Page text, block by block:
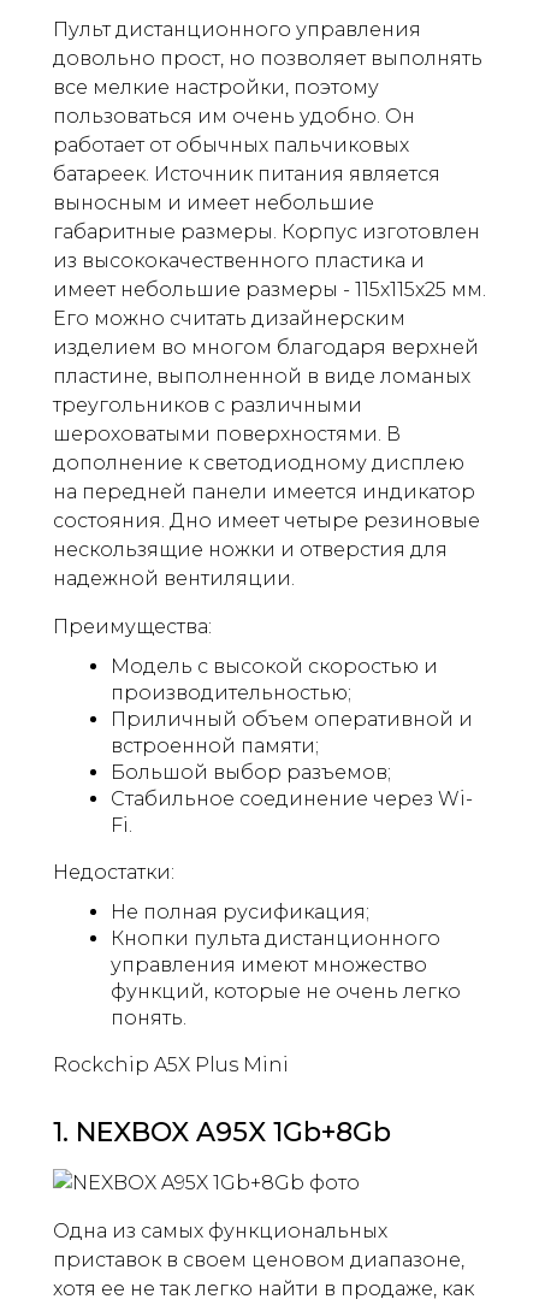
Пульт дистанционного управления
довольно прост, но позволяет выполнять
все мелкие настройки, поэтому
пользоваться им очень удобно. Он
работает от обычных пальчиковых
батареек. Источник питания является
выносным и имеет небольшие
габаритные размеры. Корпус изготовлен
из высококачественного пластика и
имеет небольшие размеры - 115x115x25 мм.
Его можно считать дизайнерским
изделием во многом благодаря верхней
пластине, выполненной в виде ломаных
треугольников с различными
шероховатыми поверхностями. В
дополнение к светодиодному дисплею
на передней панели имеется индикатор
состояния. Дно имеет четыре резиновые
нескользящие ножки и отверстия для
надежной вентиляции.
Преимущества:
Модель с высокой скоростью и
производительностью;
Приличный объем оперативной и
встроенной памяти;
Большой выбор разъемов;
Стабильное соединение через Wi-
Fi.
Недостатки:
Не полная русификация;
Кнопки пульта дистанционного
управления имеют множество
функций, которые не очень легко
понять.
Rockchip A5X Plus Mini
1. NEXBOX A95X 1Gb+8Gb
Одна из самых функциональных
приставок в своем ценовом диапазоне,
хотя ее не так легко найти в продаже, как